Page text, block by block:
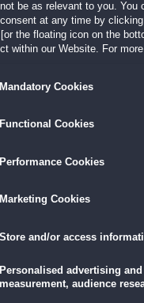
als 80 langen Levels
ErfolgsHello Venice !
Spiel
um 00:48
Schön gemacht, tolle Level
80 Level in Ordnung. Es ist
schönes kurzweiliges
be as relevant to you. You
at any time by
the floating icon on the
within our Website. For
Mandatory Cookies
Functional Cookies
Performance Cookies
Marketing Cookies
Store and/or access
Personalised advertising
measurement, audience